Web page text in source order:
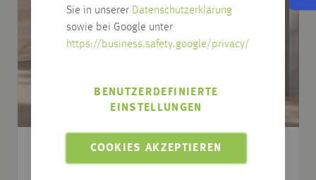
Sie in unserer Datenschutzerklärung
sowie bei Google unter
https://business.safety.google/privacy/
COOKIES AKZEPTIEREN
BENUTZERDEFINIERTE
EINSTELLUNGEN
CPL-TÜREN